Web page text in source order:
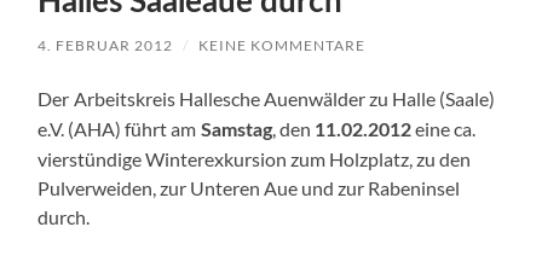
4. FEBRUAR 2012 / KEINE KOMMENTARE
Der Arbeitskreis Hallesche Auenwälder zu Halle (Saale)
e.V. (AHA) führt am Samstag, den 11.02.2012eine ca.
vierstündige Winterexkursion zum Holzplatz, zu den
Pulverweiden, zur Unteren Aue und zur Rabeninsel
durch.